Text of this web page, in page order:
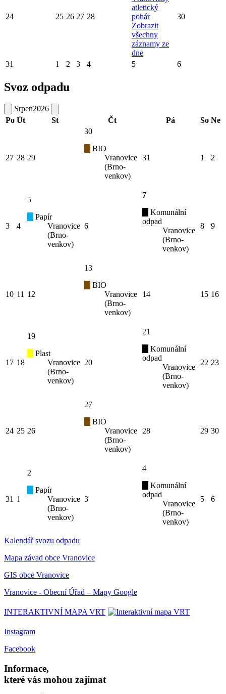
24 25 26 27 28
atletický
pohár
Zobrazit
všechny
záznamy ze
dne
30
31 1 2 3 4 5 6
Svoz odpadu
Srpen2026
Po Út St Čt Pá So Ne
27 28 29
30
BIO
Vranovice
(Brno-
venkov)
31 1 2
3 4
5
Papír
Vranovice
(Brno-
venkov)
6
7
Komunální
odpad
Vranovice
(Brno-
venkov)
8 9
10 11 12
13
BIO
Vranovice
(Brno-
venkov)
14 15 16
17 18
19
Plast
Vranovice
(Brno-
venkov)
20
21
Komunální
odpad
Vranovice
(Brno-
venkov)
22 23
24 25 26
27
BIO
Vranovice
(Brno-
venkov)
28 29 30
31 1
2
Papír
Vranovice
(Brno-
venkov)
3
4
Komunální
odpad
Vranovice
(Brno-
venkov)
5 6
Kalendář svozu odpadu
Mapa závad obce Vranovice
GIS obce Vranovice
Vranovice - Obecní Úřad – Mapy Google
INTERAKTIVNÍ MAPA VRT
Instagram
Facebook
Informace,
které vás mohou zajímat